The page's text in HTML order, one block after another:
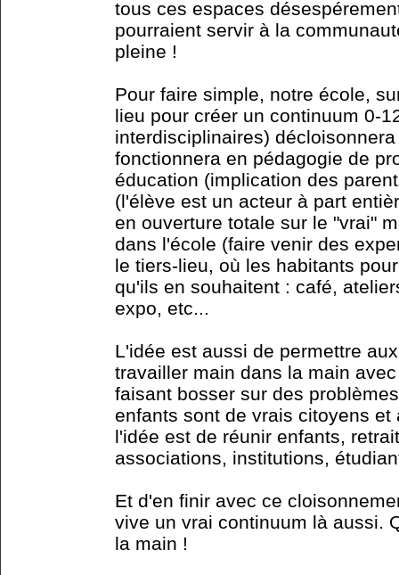
tous ces espaces
pourraient servir à la
pleine !
Pour faire simple, notre école,
lieu pour créer un continuum 0-
interdisciplinaires)
fonctionnera en pédagogie de
éducation (implication des
(l'élève est un acteur à part
en ouverture totale sur le "vrai"
dans l'école (faire venir des
le tiers-lieu, où les habitants
qu'ils en souhaitent : café,
expo, etc...
L'idée est aussi de permettre
travailler main dans la main
faisant bosser sur des
enfants sont de vrais citoyens
l'idée est de réunir enfants,
associations, institutions,
Et d'en finir avec ce
vive un vrai continuum là aussi.
la main !